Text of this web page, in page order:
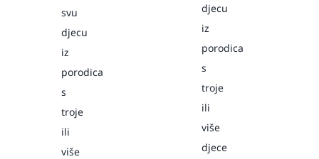
svu
djecu
iz
porodica
s
troje
ili
više
djecu
iz
porodica
s
troje
ili
više
djece